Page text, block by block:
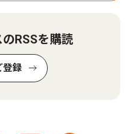
RSSを購読
登録